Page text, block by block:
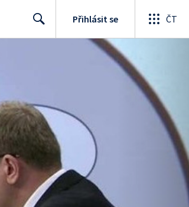
Přihlásit se ČT